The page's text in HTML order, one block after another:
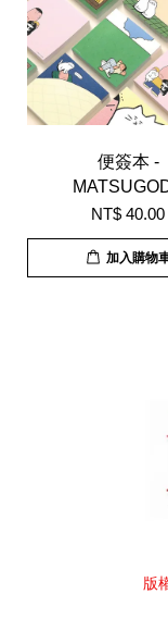
便簽本 -
NT$ 40.00
加入購物
版